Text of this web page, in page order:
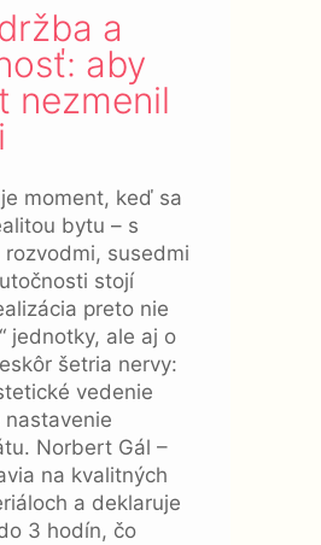
a
aby
nezmenil
moment, keď sa
bytu – s
susedmi
stojí
preto nie
jednotky, ale aj o
šetria nervy:
vedenie
Norbert Gál –
na kvalitných
a deklaruje
3 hodín, čo